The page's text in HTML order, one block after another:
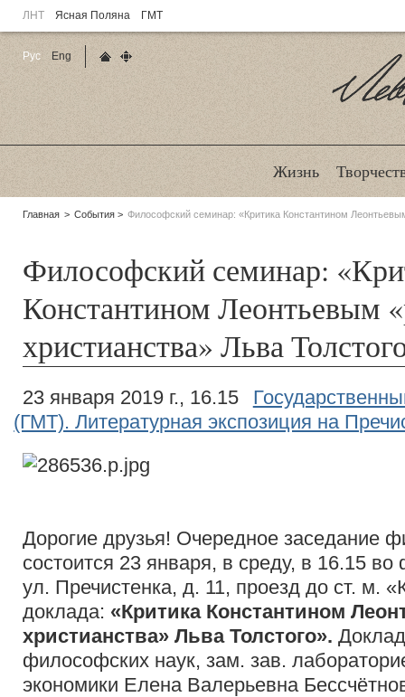
ЛНТ Ясная Поляна ГМТ
Жизнь
Родительские
Главная События Философский семинар: «Критика Константином
Философский семинар:
Константином Леонтьевым
христианства» Льва
23 января 2019 г., 16.15
(ГМТ). Литературная экспозиция на
Дорогие друзья! Очередное заседание
состоится 23 января, в среду, в 16.15
ул. Пречистенка, д. 11, проезд до ст. м.
доклада: «Критика Константином
христианства» Льва Толстого».
философских наук, зам. зав.
экономики Елена Валерьевна
Рус
Eng